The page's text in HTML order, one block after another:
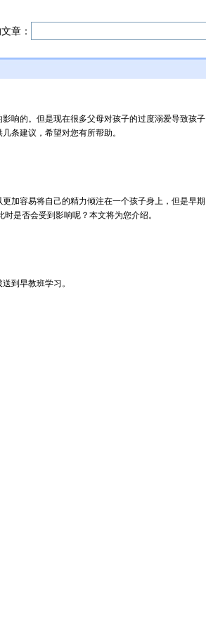
章：
响的。但是现在很多父母对孩子的过度溺爱导致孩子
条建议，希望对您有所帮助。
加容易将自己的精力倾注在一个孩子身上，但是早期
是否会受到影响呢？本文将为您介绍。
到早教班学习。